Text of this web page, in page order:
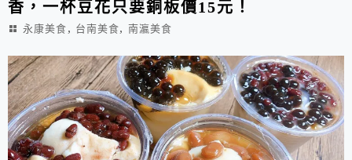
香，一杯豆花只要銅板價15元！
永康美食 , 台南美食, 南瀛美食